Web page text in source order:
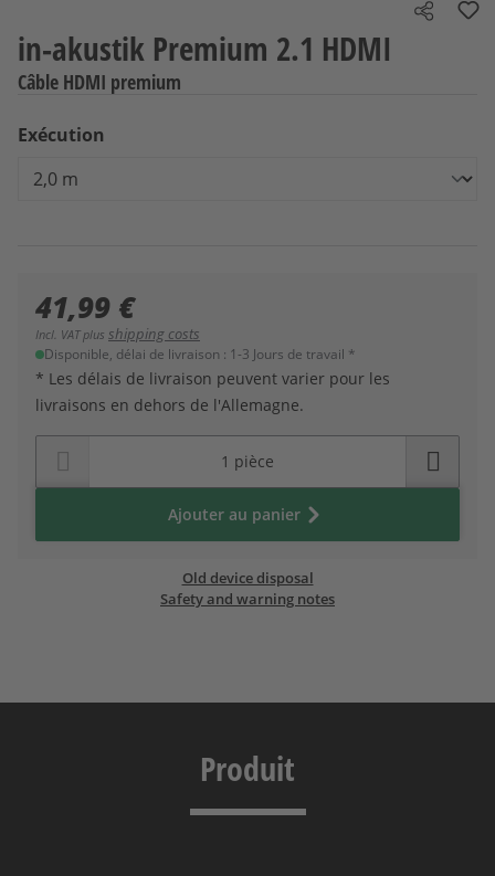
Share
in-akustik Premium 2.1 HDMI
Câble HDMI premium
Sélectionnez
Exécution
41,99 €
Incl. VAT plus shipping costs
Disponible, délai de livraison : 1-3 Jours de travail *
* Les délais de livraison peuvent varier pour les
livraisons en dehors de l'Allemagne.
Ajouter au panier
Old device disposal
Safety and warning notes
Produit